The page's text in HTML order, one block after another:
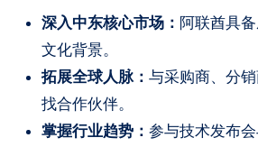
深入中东核心市场： 阿联酋具
文化背景。
拓展全球人脉： 与采购商、分
找合作伙伴。
掌握行业趋势： 参与技术发布